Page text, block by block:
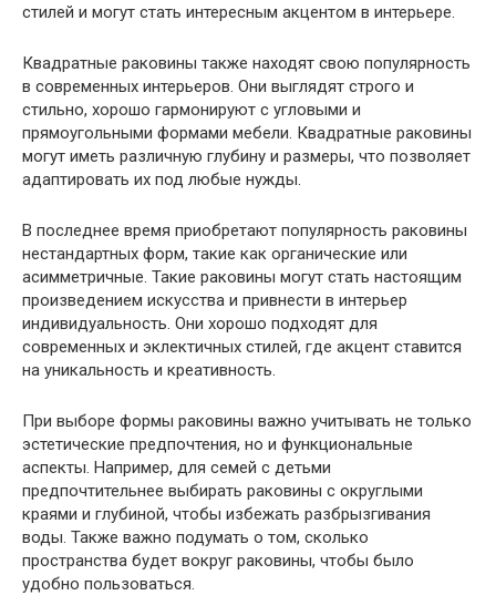
стилей и могут стать интересным акцентом в интерьере.
Квадратные раковины также находят свою популярность
в современных интерьеров. Они выглядят строго и
стильно, хорошо гармонируют с угловыми и
прямоугольными формами мебели. Квадратные раковины
могут иметь различную глубину и размеры, что позволяет
адаптировать их под любые нужды.
В последнее время приобретают популярность раковины
нестандартных форм, такие как органические или
асимметричные. Такие раковины могут стать настоящим
произведением искусства и привнести в интерьер
индивидуальность. Они хорошо подходят для
современных и эклектичных стилей, где акцент ставится
на уникальность и креативность.
При выборе формы раковины важно учитывать не только
эстетические предпочтения, но и функциональные
аспекты. Например, для семей с детьми
предпочтительнее выбирать раковины с округлыми
краями и глубиной, чтобы избежать разбрызгивания
воды. Также важно подумать о том, сколько
пространства будет вокруг раковины, чтобы было
удобно пользоваться.